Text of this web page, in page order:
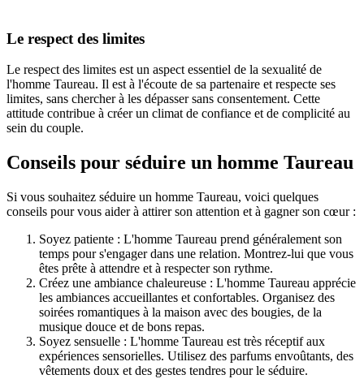
Le respect des limites
Le respect des limites est un aspect essentiel de la sexualité de
l'homme Taureau. Il est à l'écoute de sa partenaire et respecte ses
limites, sans chercher à les dépasser sans consentement. Cette
attitude contribue à créer un climat de confiance et de complicité au
sein du couple.
Conseils pour séduire un homme Taureau
Si vous souhaitez séduire un homme Taureau, voici quelques
conseils pour vous aider à attirer son attention et à gagner son cœur :
Soyez patiente : L'homme Taureau prend généralement son
temps pour s'engager dans une relation. Montrez-lui que vous
êtes prête à attendre et à respecter son rythme.
Créez une ambiance chaleureuse : L'homme Taureau apprécie
les ambiances accueillantes et confortables. Organisez des
soirées romantiques à la maison avec des bougies, de la
musique douce et de bons repas.
Soyez sensuelle : L'homme Taureau est très réceptif aux
expériences sensorielles. Utilisez des parfums envoûtants, des
vêtements doux et des gestes tendres pour le séduire.